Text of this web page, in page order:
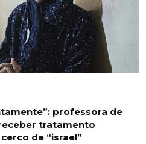
professora de
tratamento
de “israel”